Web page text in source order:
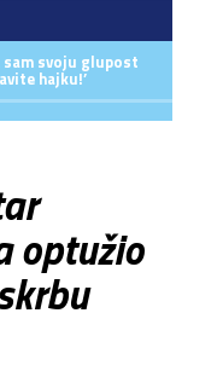
sam svoju glupost
hajku!’
optužio